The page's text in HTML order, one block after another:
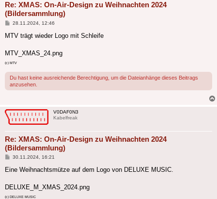
Re: XMAS: On-Air-Design zu Weihnachten 2024
(Bildersammlung)
Beitrag
28.11.2024, 12:46
MTV trägt wieder Logo mit Schleife
MTV_XMAS_24.png
(c) MTV
Du hast keine ausreichende Berechtigung, um die Dateianhänge dieses Beitrags
anzusehen.
V0DAF0N3
Kabelfreak
Re: XMAS: On-Air-Design zu Weihnachten 2024
(Bildersammlung)
Beitrag
30.11.2024, 16:21
Eine Weihnachtsmütze auf dem Logo von DELUXE MUSIC.
DELUXE_M_XMAS_2024.png
(c) DELUXE MUSIC